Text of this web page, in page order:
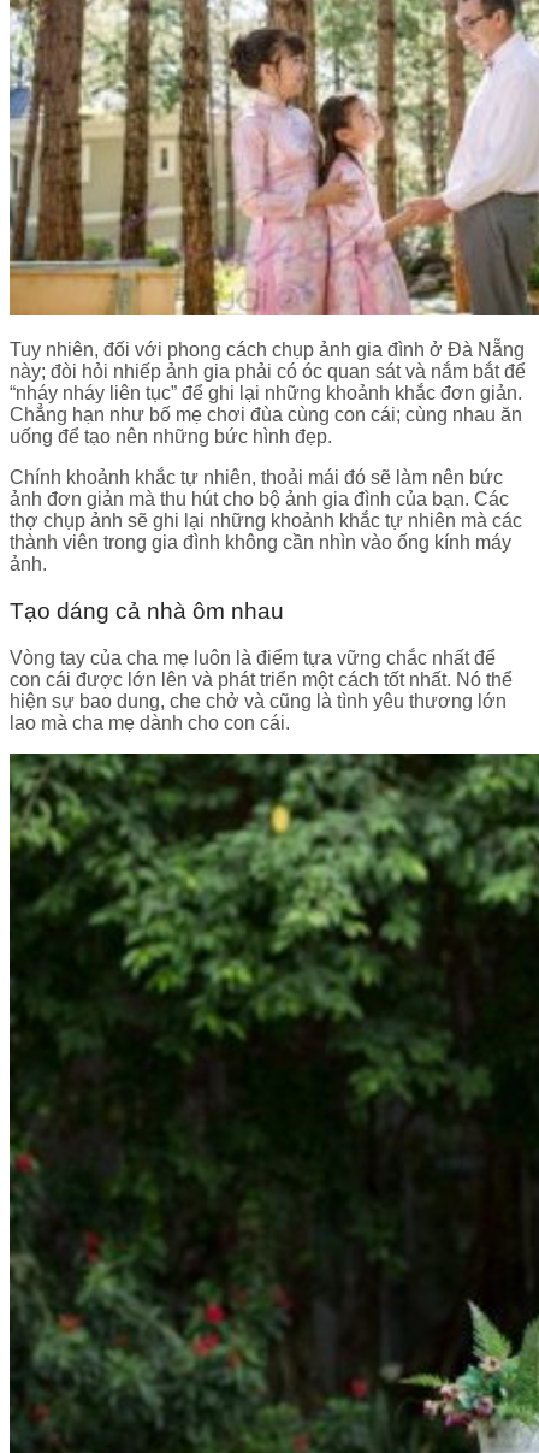
Tuy nhiên, đối với phong cách chụp ảnh gia đình ở Đà Nẵng
này; đòi hỏi nhiếp ảnh gia phải có óc quan sát và nắm bắt để
“nháy nháy liên tục” để ghi lại những khoảnh khắc đơn giản.
Chẳng hạn như bố mẹ chơi đùa cùng con cái; cùng nhau ăn
uống để tạo nên những bức hình đẹp.
Chính khoảnh khắc tự nhiên, thoải mái đó sẽ làm nên bức
ảnh đơn giản mà thu hút cho bộ ảnh gia đình của bạn. Các
thợ chụp ảnh sẽ ghi lại những khoảnh khắc tự nhiên mà các
thành viên trong gia đình không cần nhìn vào ống kính máy
ảnh.
Tạo dáng cả nhà ôm nhau
Vòng tay của cha mẹ luôn là điểm tựa vững chắc nhất để
con cái được lớn lên và phát triển một cách tốt nhất. Nó thể
hiện sự bao dung, che chở và cũng là tình yêu thương lớn
lao mà cha mẹ dành cho con cái.